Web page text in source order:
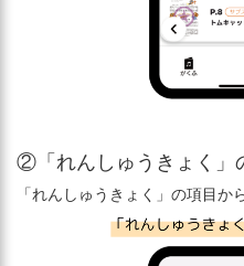
②「れんしゅうきょく」
「れんしゅうきょく」の項目か